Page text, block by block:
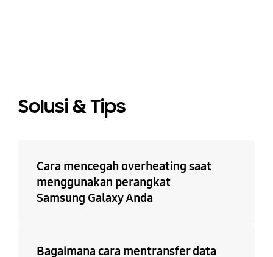
Solusi & Tips
Cara mencegah overheating saat
menggunakan perangkat
Samsung Galaxy Anda
Bagaimana cara mentransfer data